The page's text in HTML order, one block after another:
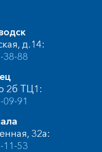
д.14:
38-88
2б ТЦ1:
91
32а:
11-53